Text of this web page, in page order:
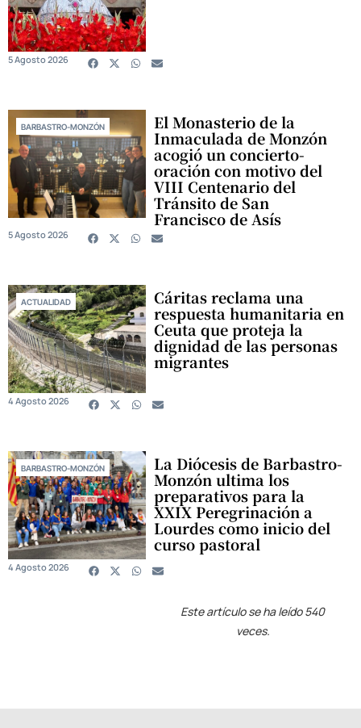
5 Agosto 2026
BARBASTRO-MONZÓN El Monasterio de la
Inmaculada de Monzón
acogió un concierto-
oración con motivo del
VIII Centenario del
Tránsito de San
Francisco de Asís
5 Agosto 2026
ACTUALIDAD Cáritas reclama una
respuesta humanitaria en
Ceuta que proteja la
dignidad de las personas
migrantes
4 Agosto 2026
BARBASTRO-MONZÓN La Diócesis de Barbastro-
Monzón ultima los
preparativos para la
XXIX Peregrinación a
Lourdes como inicio del
curso pastoral
4 Agosto 2026
Este artículo se ha leído 540
veces.